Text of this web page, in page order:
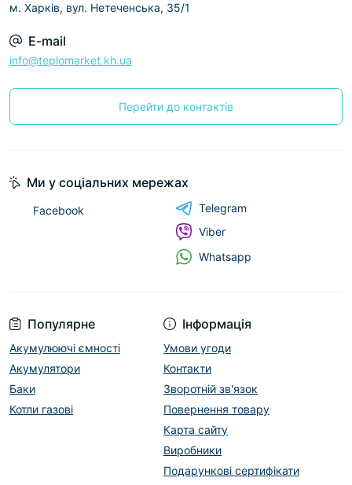
м. Харків, вул. Нетеченська, 35/1
E-mail
info@teplomarket.kh.ua
Перейти до контактів
Популярне
Акумулюючі ємності
Акумулятори
Баки
Котли газові
Інформація
Умови угоди
Контакти
Зворотній зв'язок
Повернення товару
Карта сайту
Виробники
Подарункові сертифікати
Ми у соціальних мережах
Facebook
Telegram
Viber
Whatsapp